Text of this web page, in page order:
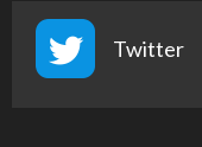
Twitter